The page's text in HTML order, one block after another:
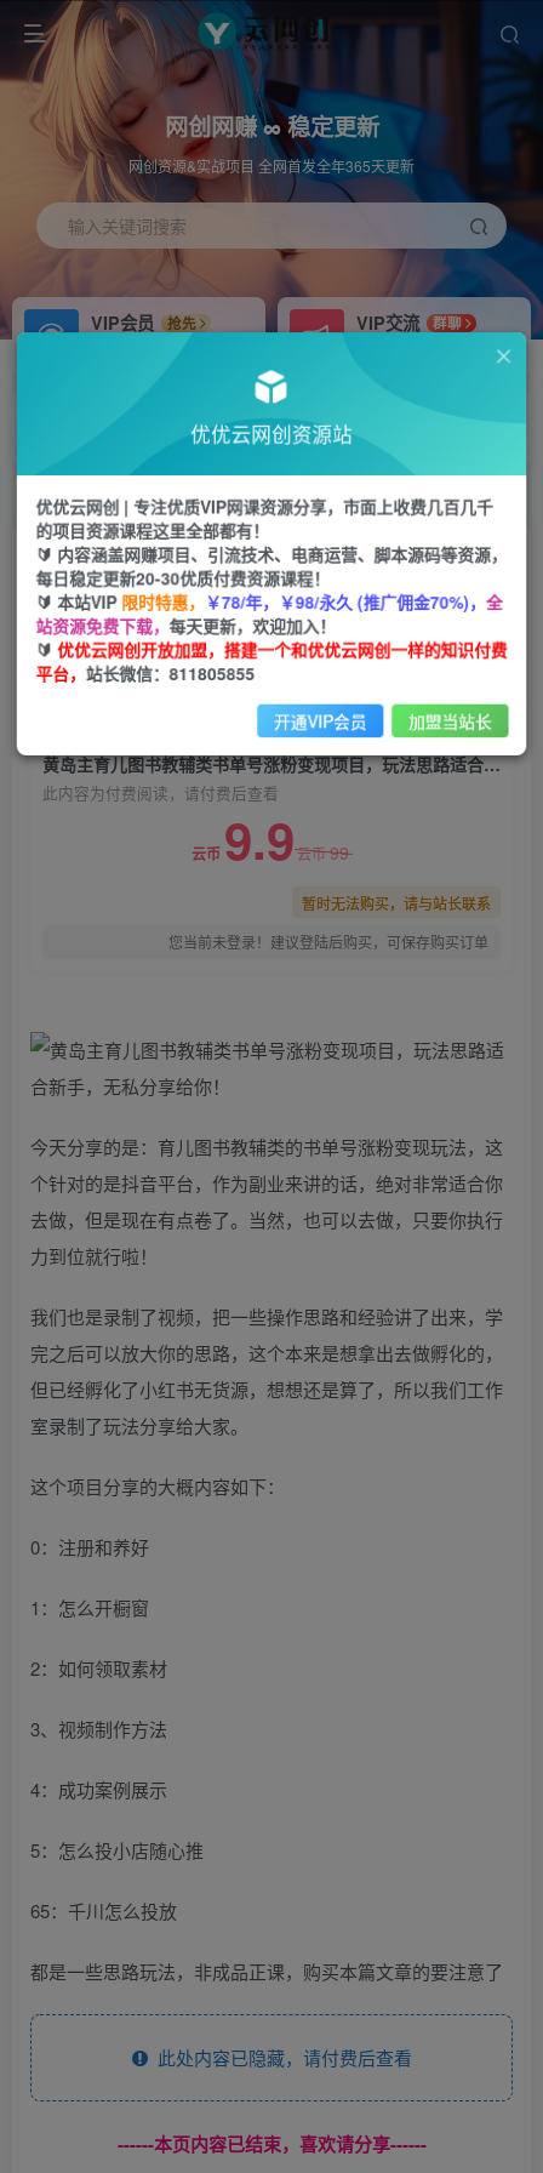
网创网赚 ∞ 稳定更新
网创资源&实战项目 全网首发全年365天更新
输入关键词搜索
VIP会员
抢先
免费下载全站资源
VIP交流
群聊
研究探讨更多创业项目路子。
站长V：hu91275
站长加盟
推荐
首页 冒泡网 正文
黄岛主育儿图书教辅类书单号涨粉变现项目，玩法
思路适合新手，无私分享给你！
优优云网创
2年前发布
关注 私信
黄岛主育儿图书教辅类书单号涨粉变现项目，玩法思路适合新手，无私分享给你！
此内容为付费阅读，请付费后查看
云币 9.9云币99
暂时无法购买，请与站长联系
您当前未登录！建议登陆后购买，可保存购买订单
今天分享的是：育儿图书教辅类的书单号涨粉变现玩法，这
个针对的是抖音平台，作为副业来讲的话，绝对非常适合你
去做，但是现在有点卷了。当然，也可以去做，只要你执行
力到位就行啦！
我们也是录制了视频，把一些操作思路和经验讲了出来，学
完之后可以放大你的思路，这个本来是想拿出去做孵化的，
但已经孵化了小红书无货源，想想还是算了，所以我们工作
室录制了玩法分享给大家。
这个项目分享的大概内容如下：
0：注册和养好
1：怎么开橱窗
2：如何领取素材
3、视频制作方法
4：成功案例展示
5：怎么投小店随心推
65：千川怎么投放
都是一些思路玩法，非成品正课，购买本篇文章的要注意了
此处内容已隐藏，请付费后查看
------本页内容已结束，喜欢请分享------
优优云网创资源站
优优云网创 | 专注优质VIP网课资源分享，市面上收费几百几千
的项目资源课程这里全部都有！
🔰 内容涵盖网赚项目、引流技术、电商运营、脚本源码等资源，
每日稳定更新20-30优质付费资源课程！
🔰 本站VIP 限时特惠， ￥78/年，￥98/永久 (推广佣金70%)，全
站资源免费下载， 每天更新，欢迎加入！
🔰 优优云网创开放加盟，搭建一个和优优云网创一样的知识付费
平台， 站长微信：811805855
开通VIP会员 加盟当站长